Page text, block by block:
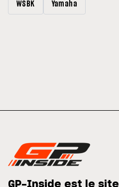
WSBK Yamaha
GP-Inside est le